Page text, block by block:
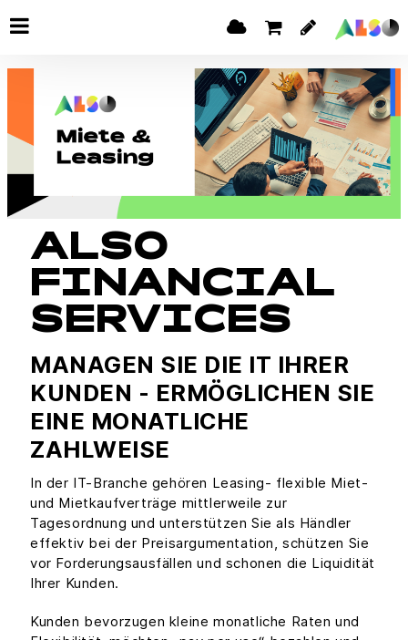
ALSO
FINANCIAL
SERVICES
MANAGEN SIE DIE IT IHRER
KUNDEN - ERMÖGLICHEN SIE
EINE MONATLICHE
ZAHLWEISE
In der IT-Branche gehören Leasing- flexible Miet-
und Mietkaufverträge mittlerweile zur
Tagesordnung und unterstützen Sie als Händler
effektiv bei der Preisargumentation, schützen Sie
vor Forderungsausfällen und schonen die Liquidität
Ihrer Kunden.
Kunden bevorzugen kleine monatliche Raten und